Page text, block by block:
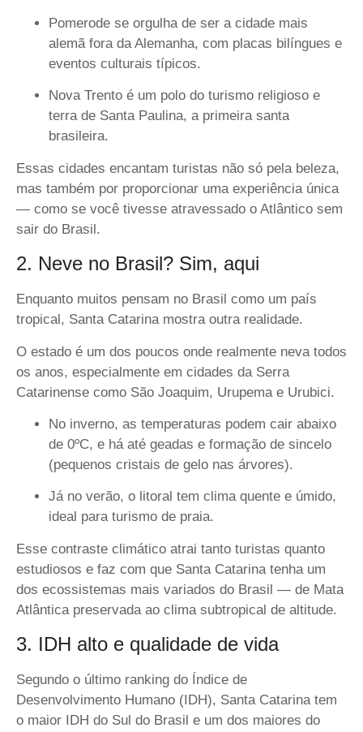
Pomerode se orgulha de ser a cidade mais
alemã fora da Alemanha, com placas bilíngues e
eventos culturais típicos.
Nova Trento é um polo do turismo religioso e
terra de Santa Paulina, a primeira santa
brasileira.
Essas cidades encantam turistas não só pela beleza,
mas também por proporcionar uma experiência única
— como se você tivesse atravessado o Atlântico sem
sair do Brasil.
2. Neve no Brasil? Sim, aqui
Enquanto muitos pensam no Brasil como um país
tropical, Santa Catarina mostra outra realidade.
O estado é um dos poucos onde realmente neva todos
os anos, especialmente em cidades da Serra
Catarinense como São Joaquim, Urupema e Urubici.
No inverno, as temperaturas podem cair abaixo
de 0ºC, e há até geadas e formação de sincelo
(pequenos cristais de gelo nas árvores).
Já no verão, o litoral tem clima quente e úmido,
ideal para turismo de praia.
Esse contraste climático atrai tanto turistas quanto
estudiosos e faz com que Santa Catarina tenha um
dos ecossistemas mais variados do Brasil — de Mata
Atlânticapreservada ao clima subtropical de altitude.
3. IDH alto e qualidade de vida
Segundo o último ranking do Índice de
Desenvolvimento Humano (IDH), Santa Catarina tem
o maior IDH do Sul do Brasil e um dos maiores do